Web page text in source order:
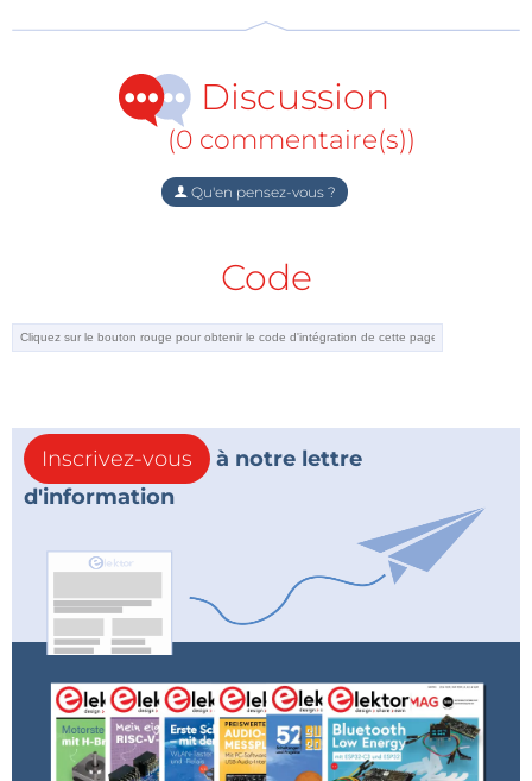
Discussion
(0 commentaire(s))
Qu'en pensez-vous ?
Code
Inscrivez-vous
à notre lettre
d'information